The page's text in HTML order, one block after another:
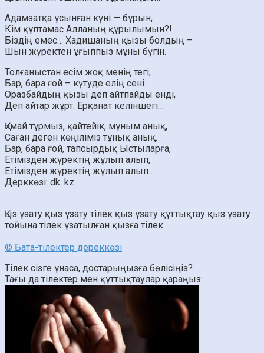
Адамзатқа ұсынған күні — бұрын,
Кім құптамас Алланың құрылымын?!
Біздің емес… Хадишаның қызы болдың –
Шын жүректен ұғыппыз мұны бүгін.
Толғаныстан есім жоқ менің тегі,
Бар, бара ғой – күтуде елің сені.
Оразбайдың қызы деп айтпайды енді,
Деп айтар жұрт: Ерқанат келіншегі…
Қимай тұрмыз, қайтейік, мұным анық,
Саған деген көңіліміз тұнық анық.
Бар, бара ғой, тапсырдық Ыстыларға,
Етімізден жүректің жұлып алып,
Етімізден жүректің жұлып алып…
Дерккөзі: dk. kz
Қыз ұзату қыз ұзату тілек қыз ұзату құттықтау қыз ұзату
тойына тілек ұзатылған қызға тілек
© Бата-тілектер дереккөзі
Тілек сізге ұнаса, достарыңызға бөлісіңіз?
Тағы да тілектер мен құттықтаулар қараңыз: